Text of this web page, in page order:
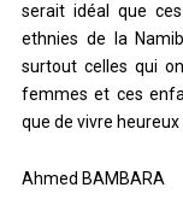
serait idéal que
ethnies de la
surtout celles qui
femmes et ces
que de vivre
Ahmed BAMBARA